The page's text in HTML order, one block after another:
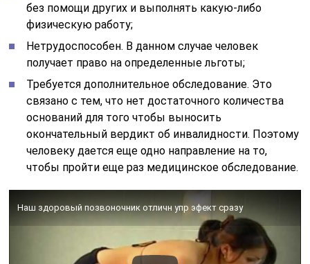
без помощи других и выполнять какую-либо
физическую работу;
Нетрудоспособен. В данном случае человек
получает право на определенные льготы;
Требуется дополнительное обследование. Это
связано с тем, что нет достаточного количества
оснований для того чтобы выносить
окончательный вердикт об инвалидности. Поэтому
человеку дается еще одно направление на то,
чтобы пройти еще раз медицинское обследование.
Наш здоровый позвоночник отличн упр эфект сразу